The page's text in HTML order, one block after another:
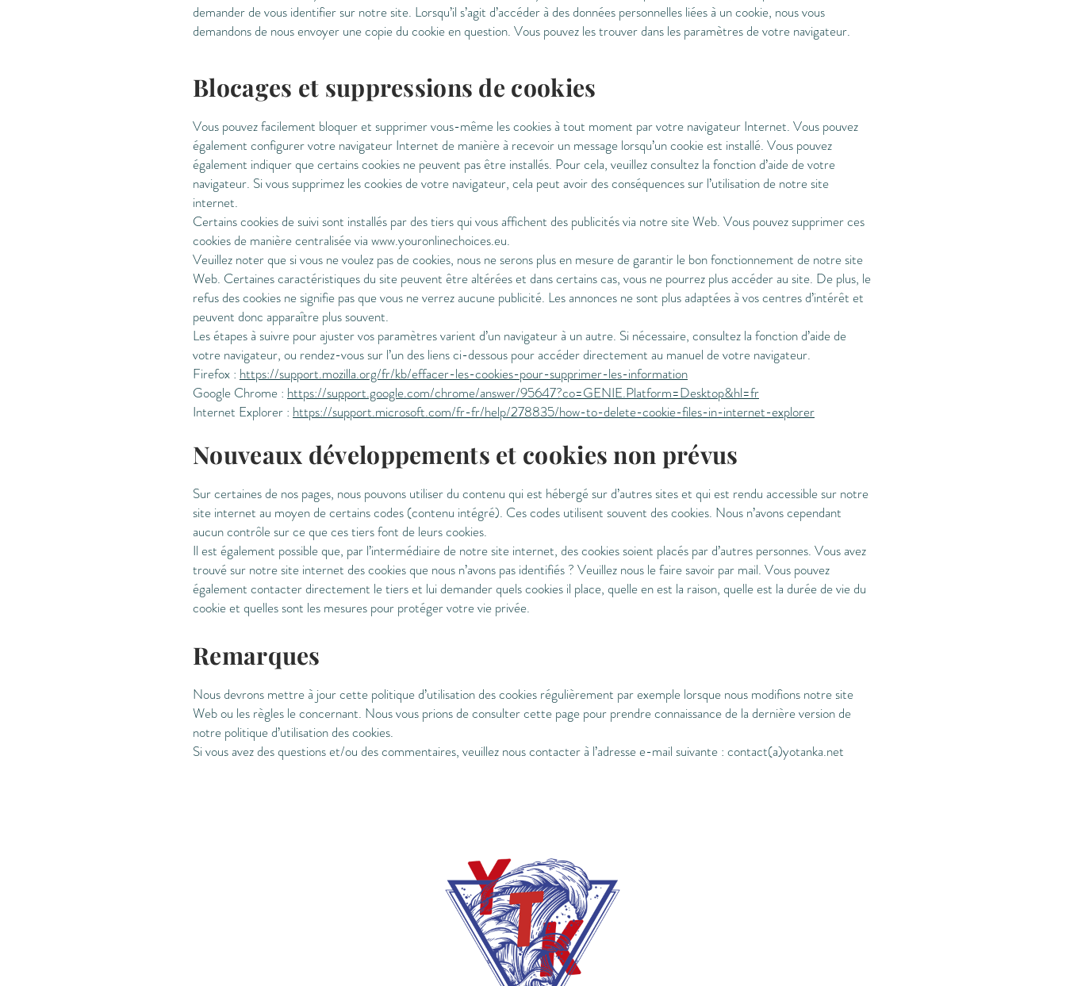
demander de vous identifier sur notre site. Lorsqu’il s’agit d’accéder à des données personnelles liées à un cookie, nous vous
demandons de nous envoyer une copie du cookie en question. Vous pouvez les trouver dans les paramètres de votre navigateur.
Blocages et suppressions de cookies
Vous pouvez facilement bloquer et supprimer vous-même les cookies à tout moment par votre navigateur Internet. Vous pouvez
également configurer votre navigateur Internet de manière à recevoir un message lorsqu’un cookie est installé. Vous pouvez
également indiquer que certains cookies ne peuvent pas être installés. Pour cela, veuillez consultez la fonction d’aide de votre
navigateur. Si vous supprimez les cookies de votre navigateur, cela peut avoir des conséquences sur l’utilisation de notre site
internet.
Certains cookies de suivi sont installés par des tiers qui vous affichent des publicités via notre site Web. Vous pouvez supprimer ces
cookies de manière centralisée via www.youronlinechoices.eu.
Veuillez noter que si vous ne voulez pas de cookies, nous ne serons plus en mesure de garantir le bon fonctionnement de notre site
Web. Certaines caractéristiques du site peuvent être altérées et dans certains cas, vous ne pourrez plus accéder au site. De plus, le
refus des cookies ne signifie pas que vous ne verrez aucune publicité. Les annonces ne sont plus adaptées à vos centres d’intérêt et
peuvent donc apparaître plus souvent.
Les étapes à suivre pour ajuster vos paramètres varient d’un navigateur à un autre. Si nécessaire, consultez la fonction d’aide de
votre navigateur, ou rendez-vous sur l’un des liens ci-dessous pour accéder directement au manuel de votre navigateur.
Firefox : https://support.mozilla.org/fr/kb/effacer-les-cookies-pour-supprimer-les-information
Google Chrome : https://support.google.com/chrome/answer/95647?co=GENIE.Platform=Desktop&hl=fr
Internet Explorer : https://support.microsoft.com/fr-fr/help/278835/how-to-delete-cookie-files-in-internet-explorer
Nouveaux développements et cookies non prévus
Sur certaines de nos pages, nous pouvons utiliser du contenu qui est hébergé sur d’autres sites et qui est rendu accessible sur notre
site internet au moyen de certains codes (contenu intégré). Ces codes utilisent souvent des cookies. Nous n’avons cependant
aucun contrôle sur ce que ces tiers font de leurs cookies.
Il est également possible que, par l’intermédiaire de notre site internet, des cookies soient placés par d’autres personnes. Vous avez
trouvé sur notre site internet des cookies que nous n’avons pas identifiés ? Veuillez nous le faire savoir par mail. Vous pouvez
également contacter directement le tiers et lui demander quels cookies il place, quelle en est la raison, quelle est la durée de vie du
cookie et quelles sont les mesures pour protéger votre vie privée.
Remarques
Nous devrons mettre à jour cette politique d’utilisation des cookies régulièrement par exemple lorsque nous modifions notre site
Web ou les règles le concernant. Nous vous prions de consulter cette page pour prendre connaissance de la dernière version de
notre politique d’utilisation des cookies.
Si vous avez des questions et/ou des commentaires, veuillez nous contacter à l’adresse e-mail suivante : contact(a)yotanka.net